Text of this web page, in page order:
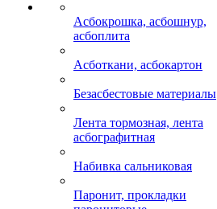
Асбокрошка, асбошнур,
асбоплита
Асботкани, асбокартон
Безасбестовые материалы
Лента тормозная, лента
асбографитная
Набивка сальниковая
Паронит, прокладки